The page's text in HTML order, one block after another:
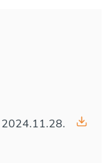
2024.11.28.